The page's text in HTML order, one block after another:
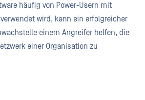
häufig von Power-Usern mit
wird, kann ein erfolgreicher
einem Angreifer helfen, die
einer Organisation zu